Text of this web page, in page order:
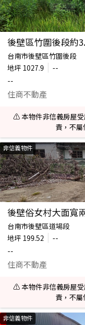
台南市後壁區竹圍後段
地坪 1027.9
--
--
住商不動產
⚠️ 本物件非信義房屋受
責，不屬
非信義物件
台南市後壁區道場段
地坪 199.52
--
--
住商不動產
⚠️ 本物件非信義房屋受
責，不屬
非信義物件